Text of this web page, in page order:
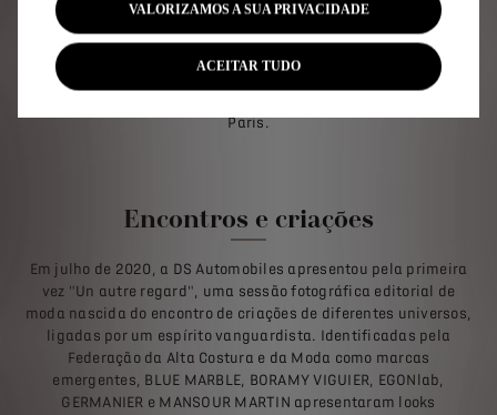
ensina os alunos a desenvolver as suas habilidades e
colocá-las em prática. A segunda é uma marca de roupa
com linhas puras e uma estética intemporal. Esses dois
Paris.
Encontros e criações
Em julho de 2020, a DS Automobiles apresentou pela primeira
vez "Un autre regard", uma sessão fotográfica editorial de
moda nascida do encontro de criações de diferentes universos,
ligadas por um espírito vanguardista. Identificadas pela
Federação da Alta Costura e da Moda como marcas
emergentes, BLUE MARBLE, BORAMY VIGUIER, EGONlab,
GERMANIER e MANSOUR MARTIN apresentaram looks
VALORIZAMOS A SUA PRIVACIDADE
ACEITAR TUDO